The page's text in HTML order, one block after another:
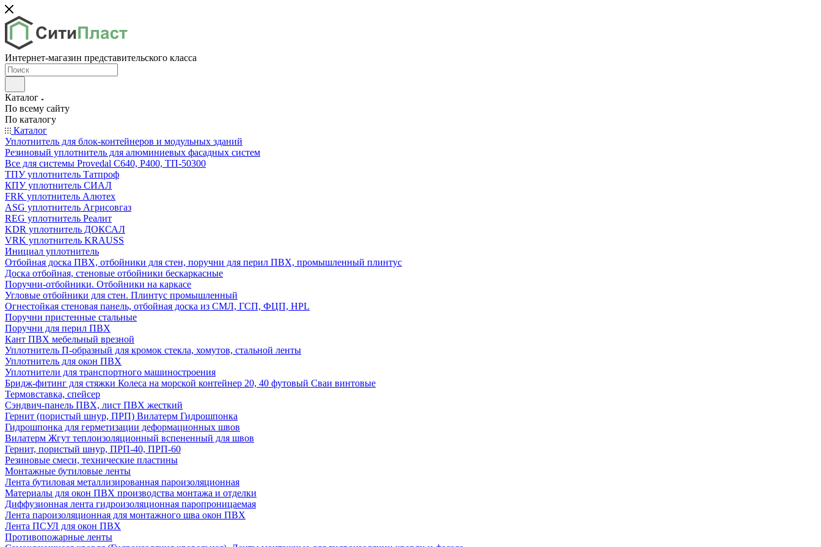
Интернет-магазин представительского класса
Каталог
По всему сайту
По каталогу
Каталог
Уплотнитель для блок-контейнеров и модульных зданий
Резиновый уплотнитель для алюминиевых фасадных систем
Все для системы Provedal С640, Р400, ТП-50300
ТПУ уплотнитель Татпроф
КПУ уплотнитель СИАЛ
FRK уплотнитель Алютех
ASG уплотнитель Агрисовгаз
REG уплотнитель Реалит
KDR уплотнитель ДОКСАЛ
VRK уплотнитель KRAUSS
Инициал уплотнитель
Отбойная доска ПВХ, отбойники для стен, поручни для перил ПВХ, промышленный плинтус
Доска отбойная, стеновые отбойники бескаркасные
Поручни-отбойники. Отбойники на каркасе
Угловые отбойники для стен. Плинтус промышленный
Огнестойкая стеновая панель, отбойная доска из СМЛ, ГСП, ФЦП, HPL
Поручни пристенные стальные
Поручни для перил ПВХ
Кант ПВХ мебельный врезной
Уплотнитель П-образный для кромок стекла, хомутов, стальной ленты
Уплотнитель для окон ПВХ
Уплотнители для транспортного машиностроения
Бридж-фитинг для стяжки Колеса на морской контейнер 20, 40 футовый Сваи винтовые
Термовставка, спейсер
Сэндвич-панель ПВХ, лист ПВХ жесткий
Гернит (пористый шнур, ПРП) Вилатерм Гидрошпонка
Гидрошпонка для герметизации деформационных швов
Вилатерм Жгут теплоизоляционный вспененный для швов
Гернит, пористый шнур, ПРП-40, ПРП-60
Резиновые смеси, технические пластины
Монтажные бутиловые ленты
Лента бутиловая металлизированная пароизоляционная
Материалы для окон ПВХ производства монтажа и отделки
Диффузионная лента гидроизоляционная паропроницаемая
Лента пароизоляционная для монтажного шва окон ПВХ
Лента ПСУЛ для окон ПВХ
Противопожарные ленты